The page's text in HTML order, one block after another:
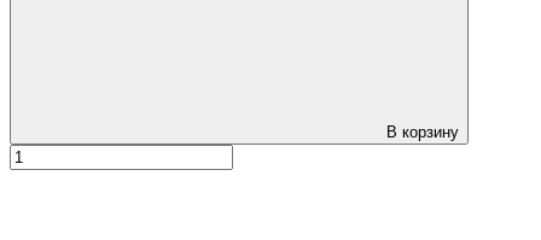
В корзину